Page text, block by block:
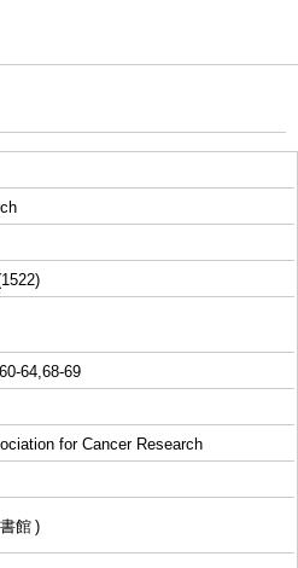
64,68-69
for Cancer Research
館